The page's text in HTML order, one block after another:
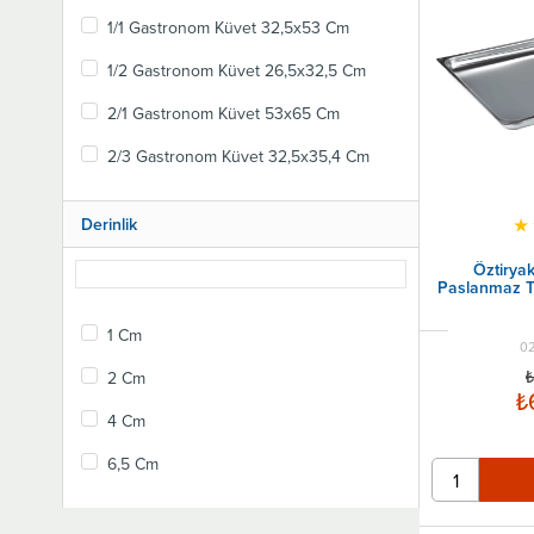
1/1 Gastronom Küvet 32,5x53 Cm
1/2 Gastronom Küvet 26,5x32,5 Cm
2/1 Gastronom Küvet 53x65 Cm
2/3 Gastronom Küvet 32,5x35,4 Cm
Derinlik
1 Cm
2 Cm
4 Cm
6,5 Cm
Paslanmaz
★